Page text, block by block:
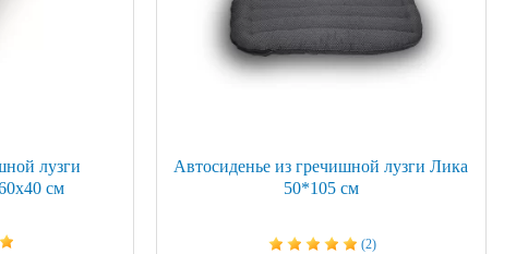
лузги
см
Автосиденье из гречишной лузги Лика
50*105 см
(2)